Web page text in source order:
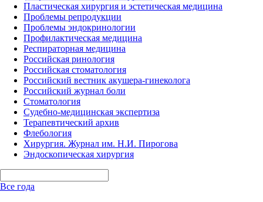
Пластическая хирургия и эстетическая медицина
Проблемы репродукции
Проблемы эндокринологии
Профилактическая медицина
Респираторная медицина
Российская ринология
Российская стоматология
Российский вестник акушера-гинеколога
Российский журнал боли
Стоматология
Судебно-медицинская экспертиза
Терапевтический архив
Флебология
Хирургия. Журнал им. Н.И. Пирогова
Эндоскопическая хирургия
Все года